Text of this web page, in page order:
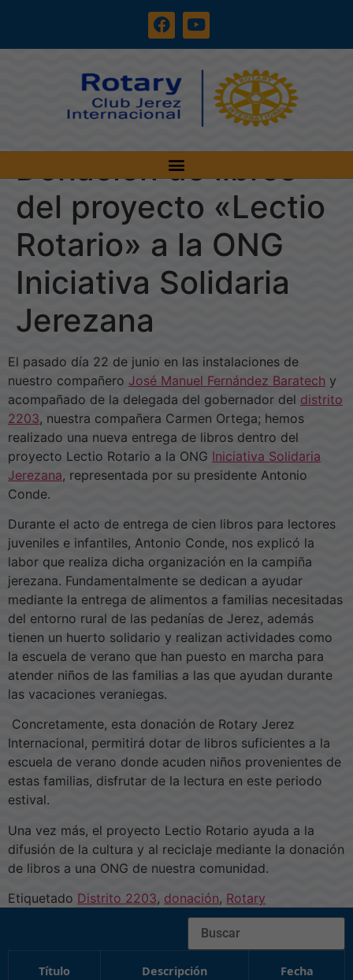
Donación de libros
del proyecto «Lectio
Rotario» a la ONG
Iniciativa Solidaria
Jerezana
El pasado día 22 de junio en las instalaciones de
nuestro compañero José Manuel Fernández Baratech y
acompañado de la delegada del gobernador del distrito
2203, nuestra compañera Carmen Ortega; hemos
realizado una nueva entrega de libros dentro del
proyecto Lectio Rotario a la ONG Iniciativa Solidaria
Jerezana, representada por su presidente Antonio
Conde.
Durante el acto de entrega de cien libros para lectores
juveniles e infantiles, Antonio Conde, nos explicó la
labor que realiza dicha organización en la campiña
jerezana. Fundamentalmente se dedican a ayudar
mediante la entrega de alimentos a familias necesitadas
del entorno rural de las pedanías de Jerez, además
tienen un huerto solidario y realizan actividades como
la escuela de verano que han puesto en marcha para
atender niños de las familias a las que ayudan durante
las vacaciones veraniegas.
Concretamente, esta donación de Rotary Jerez
Internacional, permitirá dotar de libros suficientes a la
escuela de verano donde acuden niños provenientes de
estas familias, disfrutar de la lectura en este periodo
estival.
Una vez más, el proyecto Lectio Rotario ayuda a la
difusión de la cultura y al reciclaje mediante la donación
de libros a una ONG de nuestra comunidad.
Etiquetado Distrito 2203, donación, Rotary
Buscar
Título Descripción Fecha